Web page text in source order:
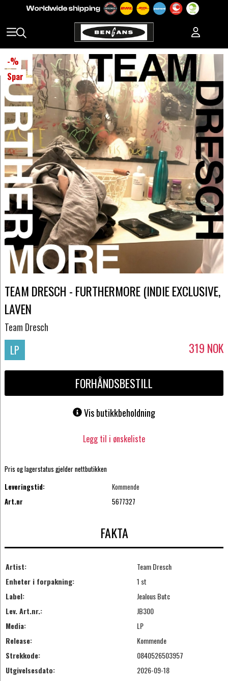
-%
Spar
TEAM DRESCH - FURTHERMORE (INDIE EXCLUSIVE,
LAVEN
Team Dresch
LP 319 NOK
FORHÅNDSBESTILL
Vis butikkbeholdning
Legg til i ønskeliste
Pris og lagerstatus gjelder nettbutikken
Leveringstid:
Kommende
Art.nr
5677327
FAKTA
Artist:
Team Dresch
Enheter i forpakning:
1 st
Label:
Jealous Butc
Lev. Art.nr.:
JB300
Media:
LP
Release:
Kommende
Strekkode:
0840526503957
Utgivelsesdato:
2026-09-18